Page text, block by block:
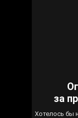
за
Хотелось бы